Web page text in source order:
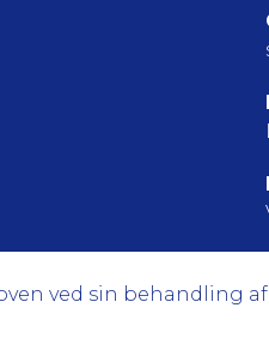
ved sin behandling af